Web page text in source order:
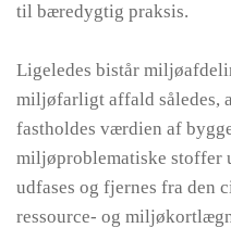
til bæredygtig praksis.
Ligeledes bistår
miljøfarligt affald således,
fastholdes værdien af
miljøproblematiske stoffer
udfases og fjernes fra den
ressource- og